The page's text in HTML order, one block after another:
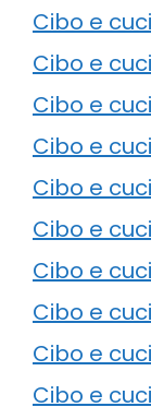
Cibo e
Cibo e
Cibo e
Cibo e
Cibo e
Cibo e
Cibo e
Cibo e
Cibo e
Cibo e